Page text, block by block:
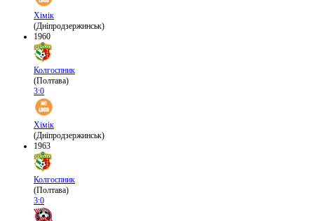
Хімік
(Дніпродзержинськ)
1960
Колгоспник
(Полтава)
3:0
Хімік
(Дніпродзержинськ)
1963
Колгоспник
(Полтава)
3:0